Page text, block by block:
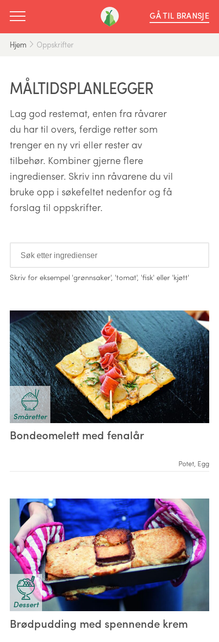
GÅ TIL BRANSJE
Hjem Oppskrifter
MÅLTIDSPLANLEGGER
Lag god restemat, enten fra råvarer
du har til overs, ferdige retter som
trenger en ny vri eller rester av
tilbehør. Kombiner gjerne flere
ingredienser. Skriv inn råvarene du vil
bruke opp i søkefeltet nedenfor og få
forslag til oppskrifter.
Ingredienser
Skriv for eksempel 'grønnsaker', 'tomat', 'fisk' eller 'kjøtt'
Oppskrifter
Småretter
Bondeomelett med fenalår
Potet Egg
Dessert
Brødpudding med spennende krem